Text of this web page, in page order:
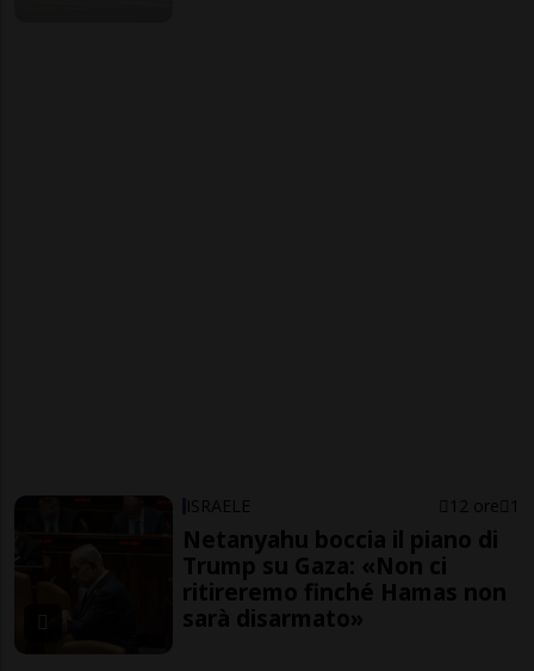
ISRAELE 12 ore 1
Netanyahu boccia il piano di
Trump su Gaza: «Non ci
ritireremo finché Hamas non
sarà disarmato»